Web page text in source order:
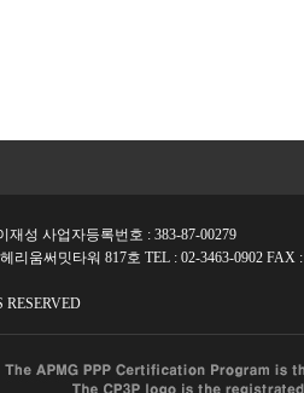
성 사업자등록번호 : 383-87-00279
리움써밋타워 817호 TEL : 02-3463-0902 FAX :
RESERVED